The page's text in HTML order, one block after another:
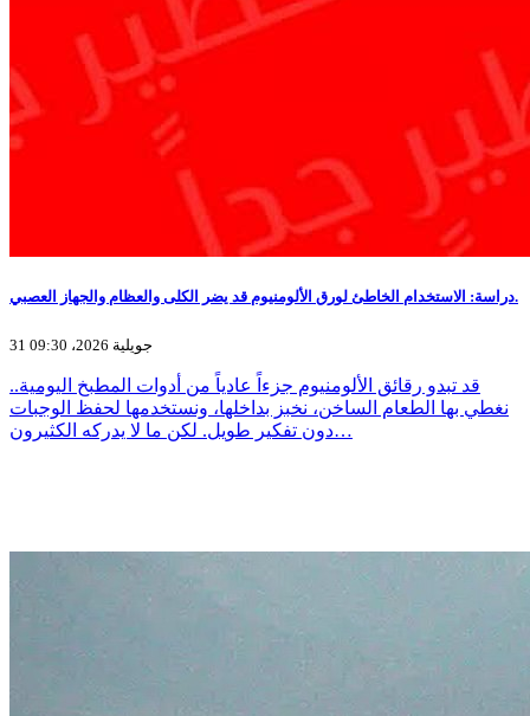
دراسة: الاستخدام الخاطئ لورق الألومنيوم قد يضر الكلى والعظام والجهاز العصبي.
31 جويلية 2026، 09:30
قد تبدو رقائق الألومنيوم جزءاً عادياً من أدوات المطبخ اليومية..
نغطي بها الطعام الساخن، نخبز بداخلها، ونستخدمها لحفظ الوجبات
دون تفكير طويل. لكن ما لا يدركه الكثيرون…